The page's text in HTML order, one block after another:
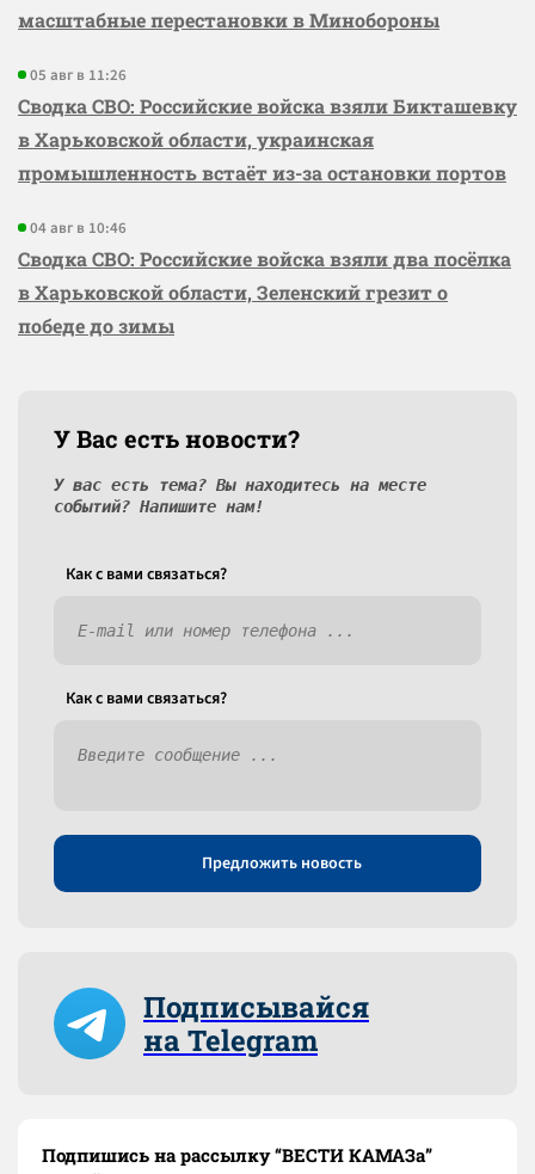
масштабные перестановки в Минобороны
05 авг в 11:26
Сводка СВО: Российские войска взяли Бикташевку
в Харьковской области, украинская
промышленность встаёт из-за остановки портов
04 авг в 10:46
Сводка СВО: Российские войска взяли два посёлка
в Харьковской области, Зеленский грезит о
победе до зимы
У Вас есть новости?
У вас есть тема? Вы находитесь на месте
событий? Напишите нам!
Как c вами связаться?
Как c вами связаться?
Предложить новость
Подписывайся
на Telegram
Подпишись на рассылку “ВЕСТИ КАМАЗа”